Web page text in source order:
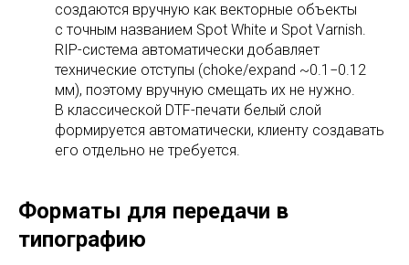
создаются вручную как векторные объекты
с точным названием Spot White и Spot Varnish.
RIP-система автоматически добавляет
технические отступы (choke/expand ~0.1−0.12
мм), поэтому вручную смещать их не нужно.
В классической DTF-печати белый слой
формируется автоматически, клиенту создавать
его отдельно не требуется.
Форматы для передачи в
типографию